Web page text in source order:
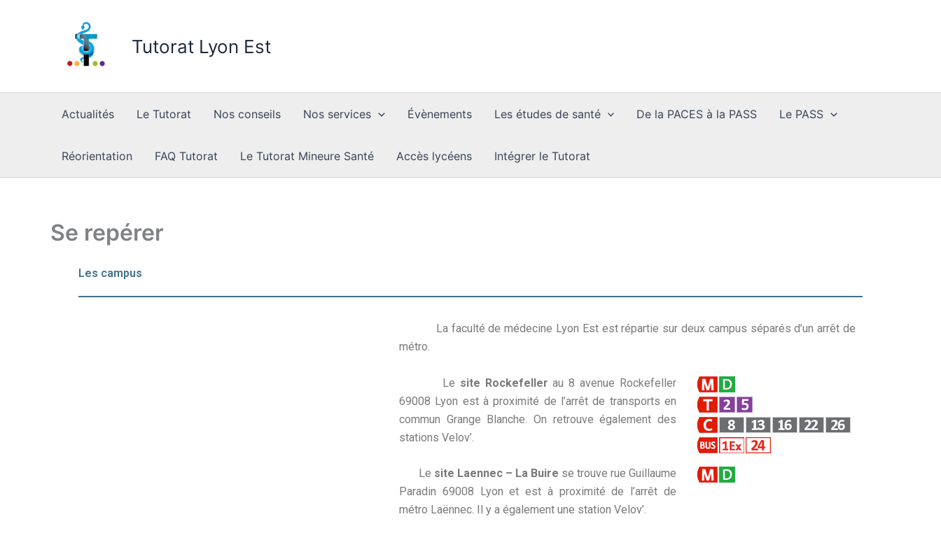
Tutorat Lyon Est
Actualités Le Tutorat Nos conseils Nos services Évènements Les études de santé De la PACES à la PASS Le PASS
Réorientation FAQ Tutorat Le Tutorat Mineure Santé Accès lycéens Intégrer le Tutorat
Se repérer
Les campus
La faculté de médecine Lyon Est est répartie sur deux campus séparés d’un arrêt de
métro.
Le site Rockefeller au 8 avenue Rockefeller
69008 Lyon est à proximité de l’arrêt de transports en
commun Grange Blanche. On retrouve également des
stations Velov’.
Le site Laennec – La Buire se trouve rue Guillaume
Paradin 69008 Lyon et est à proximité de l’arrêt de
métro Laënnec. Il y a également une station Velov’.